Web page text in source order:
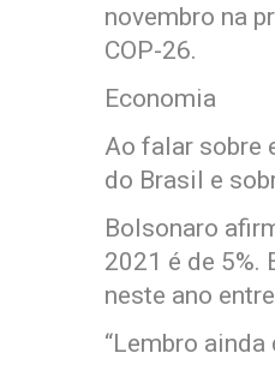
novembro na
COP-26.
Economia
Ao falar sobre
do Brasil e
Bolsonaro
2021 é de 5%.
neste ano
“Lembro